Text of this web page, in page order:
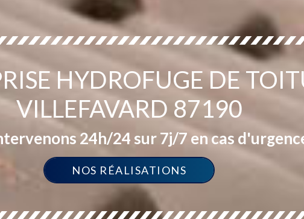
HYDROFUGE DE
VILLEFAVARD 87190
24h/24 sur 7j/7 en cas
NOS RÉALISATIONS